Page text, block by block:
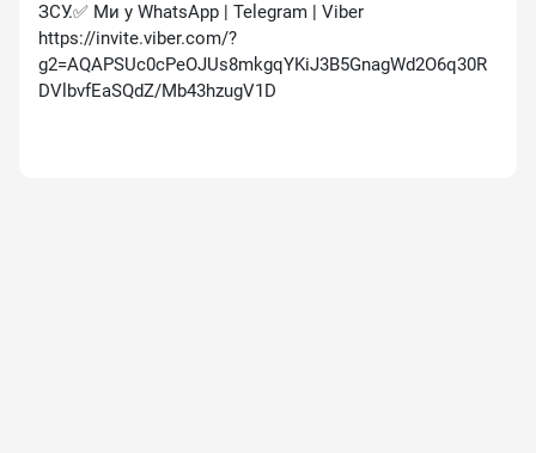
ЗСУ.✅ Ми у WhatsApp | Telegram | Viber
https://invite.viber.com/?
g2=AQAPSUc0cPeOJUs8mkgqYKiJ3B5GnagWd2O6q30R
DVlbvfEaSQdZ/Mb43hzugV1D